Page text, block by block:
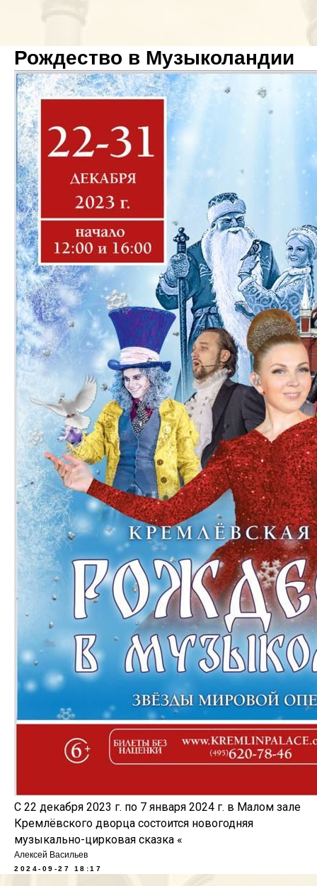
Рождество в Музыколандии
С 22 декабря 2023 г. по 7 января 2024 г. в Малом зале
Кремлёвского дворца состоится новогодняя
музыкально-цирковая сказка «
Алексей Васильев
2024-09-27 18:17